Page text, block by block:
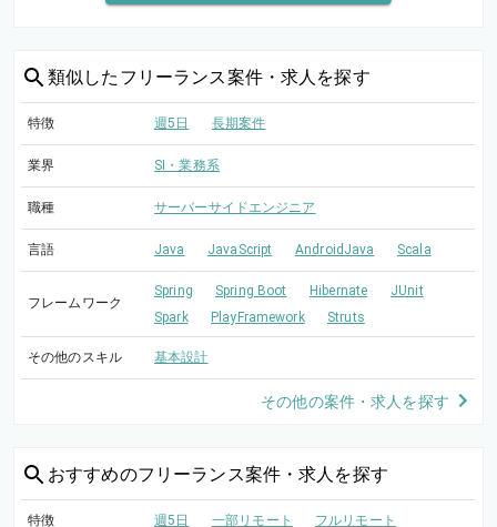
類似した フリーランス案件・求人を探す
特徴 週5日 長期案件
業界 SI・業務系
職種 サーバーサイドエンジニア
言語 Java JavaScript AndroidJava Scala
フレームワーク
Spring Spring Boot Hibernate
JUnit
Spark
PlayFramework Struts
その他のスキル 基本設計
その他の案件・求人を探す
おすすめのフリーランス案件・求人を探す
特徴 週5日 一部リモート フルリモート